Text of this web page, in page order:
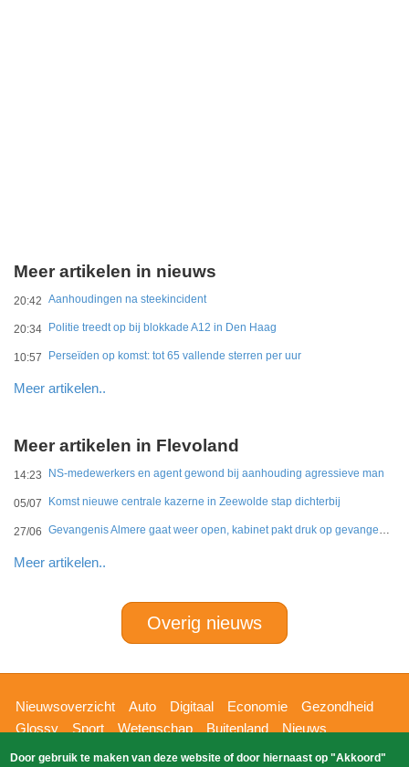
Meer artikelen in nieuws
20:42 Aanhoudingen na steekincident
20:34 Politie treedt op bij blokkade A12 in Den Haag
10:57 Perseïden op komst: tot 65 vallende sterren per uur
Meer artikelen..
Meer artikelen in Flevoland
14:23 NS-medewerkers en agent gewond bij aanhouding agressieve man
05/07 Komst nieuwe centrale kazerne in Zeewolde stap dichterbij
27/06 Gevangenis Almere gaat weer open, kabinet pakt druk op gevangenissen aan
Meer artikelen..
Overig nieuws
Hoofdnavigatie
Nieuwsoverzicht Auto Digitaal Economie
Gezondheid
Glossy
Sport Wetenschap Buitenland
Nieuws
Bizzpress
Blik op 112 Provincies
Weekoverzicht
Door gebruik te maken van deze website of door hiernaast op "Akkoord"